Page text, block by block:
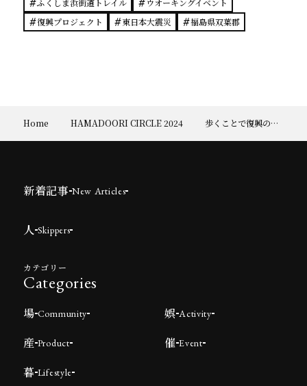
ふくしま浜街道トレイル
ウオーキングイベント
復興プロジェクト
東日本大震災 福島県双葉郡
Home HAMADOORI CIRCLE 2024 歩くことで復興の今をたどり地域の自然や歴史・文化に触れる
新着記事 New Articles
人 Skippers
カテゴリー
Categories
場 Community 娯 Activity
産 Product 催 Event
暮 Lifestyle